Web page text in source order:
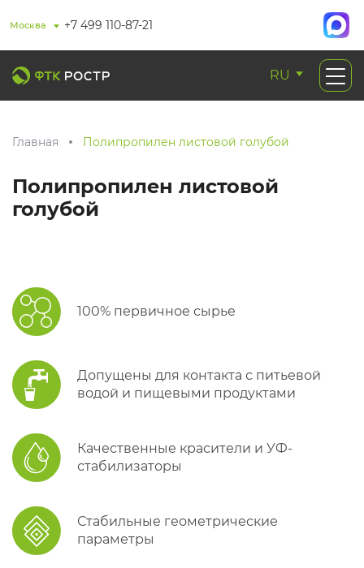
Москва +7 499 110-87-21
RU
Главная Полипропилен листовой голубой
Полипропилен листовой
голубой
100% первичное сырье
Допущены для контакта с питьевой
водой и пищевыми продуктами
Качественные красители и УФ-
стабилизаторы
Стабильные геометрические
параметры